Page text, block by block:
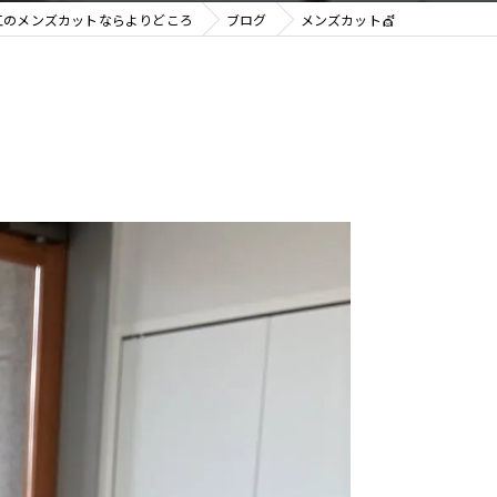
メンズカットならよりどころ ブログ メンズカット💇